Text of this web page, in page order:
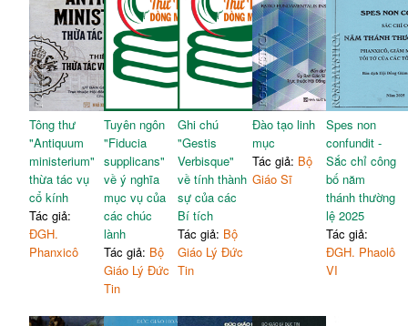
Tông thư
"Antiquum
ministerium"
thừa tác vụ
cổ kính
Tác giả:
ĐGH.
Phanxicô
Tuyên ngôn
"Fiducia
supplicans"
về ý nghĩa
mục vụ của
các chúc
lành
Tác giả: Bộ
Giáo Lý Đức
Tin
Ghi chú
"Gestis
Verbisque"
về tính thành
sự của các
Bí tích
Tác giả: Bộ
Giáo Lý Đức
Tin
Đào tạo linh
mục
Tác giả: Bộ
Giáo Sĩ
Spes non
confundit -
Sắc chỉ công
bố năm
thánh thường
lệ 2025
Tác giả:
ĐGH. Phaolô
VI